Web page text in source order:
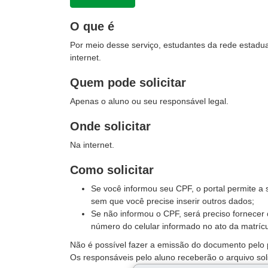
O que é
Por meio desse serviço, estudantes da rede
internet.
Quem pode solicitar
Apenas o aluno ou seu responsável legal.
Onde solicitar
Na internet.
Como solicitar
Se você informou seu CPF, o portal permite
sem que você precise inserir outros dados;
Se não informou o CPF, será preciso
número do celular informado no ato da
Não é possível fazer a emissão do documento
Os responsáveis pelo aluno receberão o arquivo